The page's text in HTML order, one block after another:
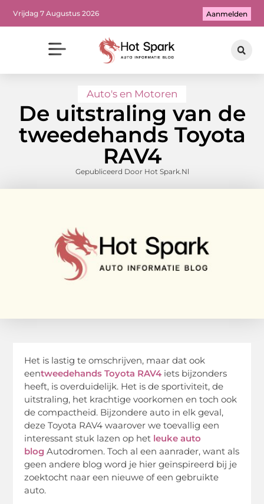
Vrijdag 7 Augustus 2026 Aanmelden
Auto's en Motoren
De uitstraling van de
tweedehands Toyota
RAV4
Gepubliceerd Door Hot Spark.nl
Het is lastig te omschrijven, maar dat ook
eentweedehands Toyota RAV4 iets bijzonders
heeft, is overduidelijk. Het is de sportiviteit, de
uitstraling, het krachtige voorkomen en toch ook
de compactheid. Bijzondere auto in elk geval,
deze Toyota RAV4 waarover we toevallig een
interessant stuk lazen op het leuke auto
blog Autodromen. Toch al een aanrader, want als
geen andere blog word je hier geïnspireerd bij je
zoektocht naar een nieuwe of een gebruikte
auto.